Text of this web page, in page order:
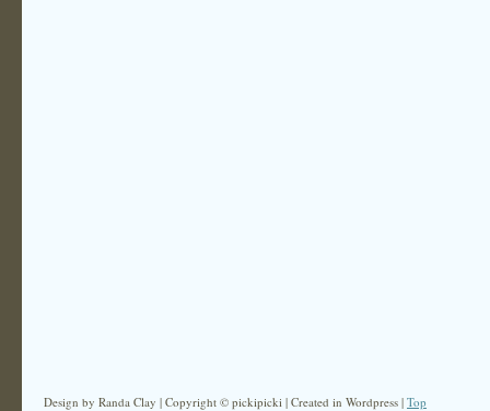
Design by Randa Clay | Copyright © pickipicki | Created in Wordpress | Top